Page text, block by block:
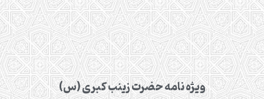
ویژه نامه حضرت زینب کبری (س)